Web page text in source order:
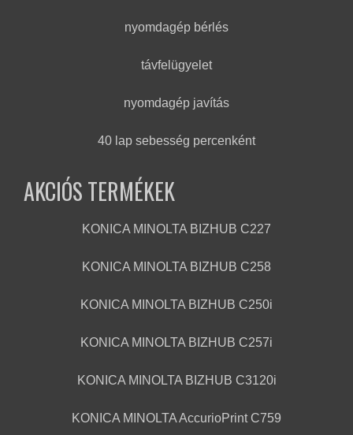
nyomdagép bérlés
távfelügyelet
nyomdagép javítás
40 lap sebesség percenként
AKCIÓS TERMÉKEK
KONICA MINOLTA BIZHUB C227
KONICA MINOLTA BIZHUB C258
KONICA MINOLTA BIZHUB C250i
KONICA MINOLTA BIZHUB C257i
KONICA MINOLTA BIZHUB C3120i
KONICA MINOLTA AccurioPrint C759